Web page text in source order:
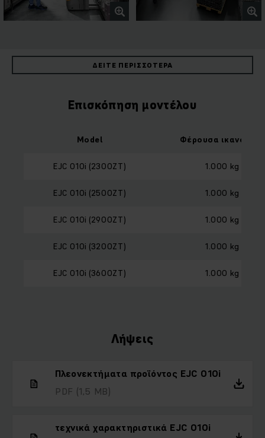
ΔΕΊΤΕ ΠΕΡΙΣΣΌΤΕΡΑ
Επισκόπηση μοντέλου
Model Φέρουσα ικανότητα
EJC 010i (2300ZT) 1.000 kg
EJC 010i (2500ZT) 1.000 kg
EJC 010i (2900ZT) 1.000 kg
EJC 010i (3200ZT) 1.000 kg
EJC 010i (3600ZT) 1.000 kg
Λήψεις
Πλεονεκτήματα προϊόντος EJC 010i
PDF (1,5 MB)
τεχνικά χαρακτηριστικά EJC 010i